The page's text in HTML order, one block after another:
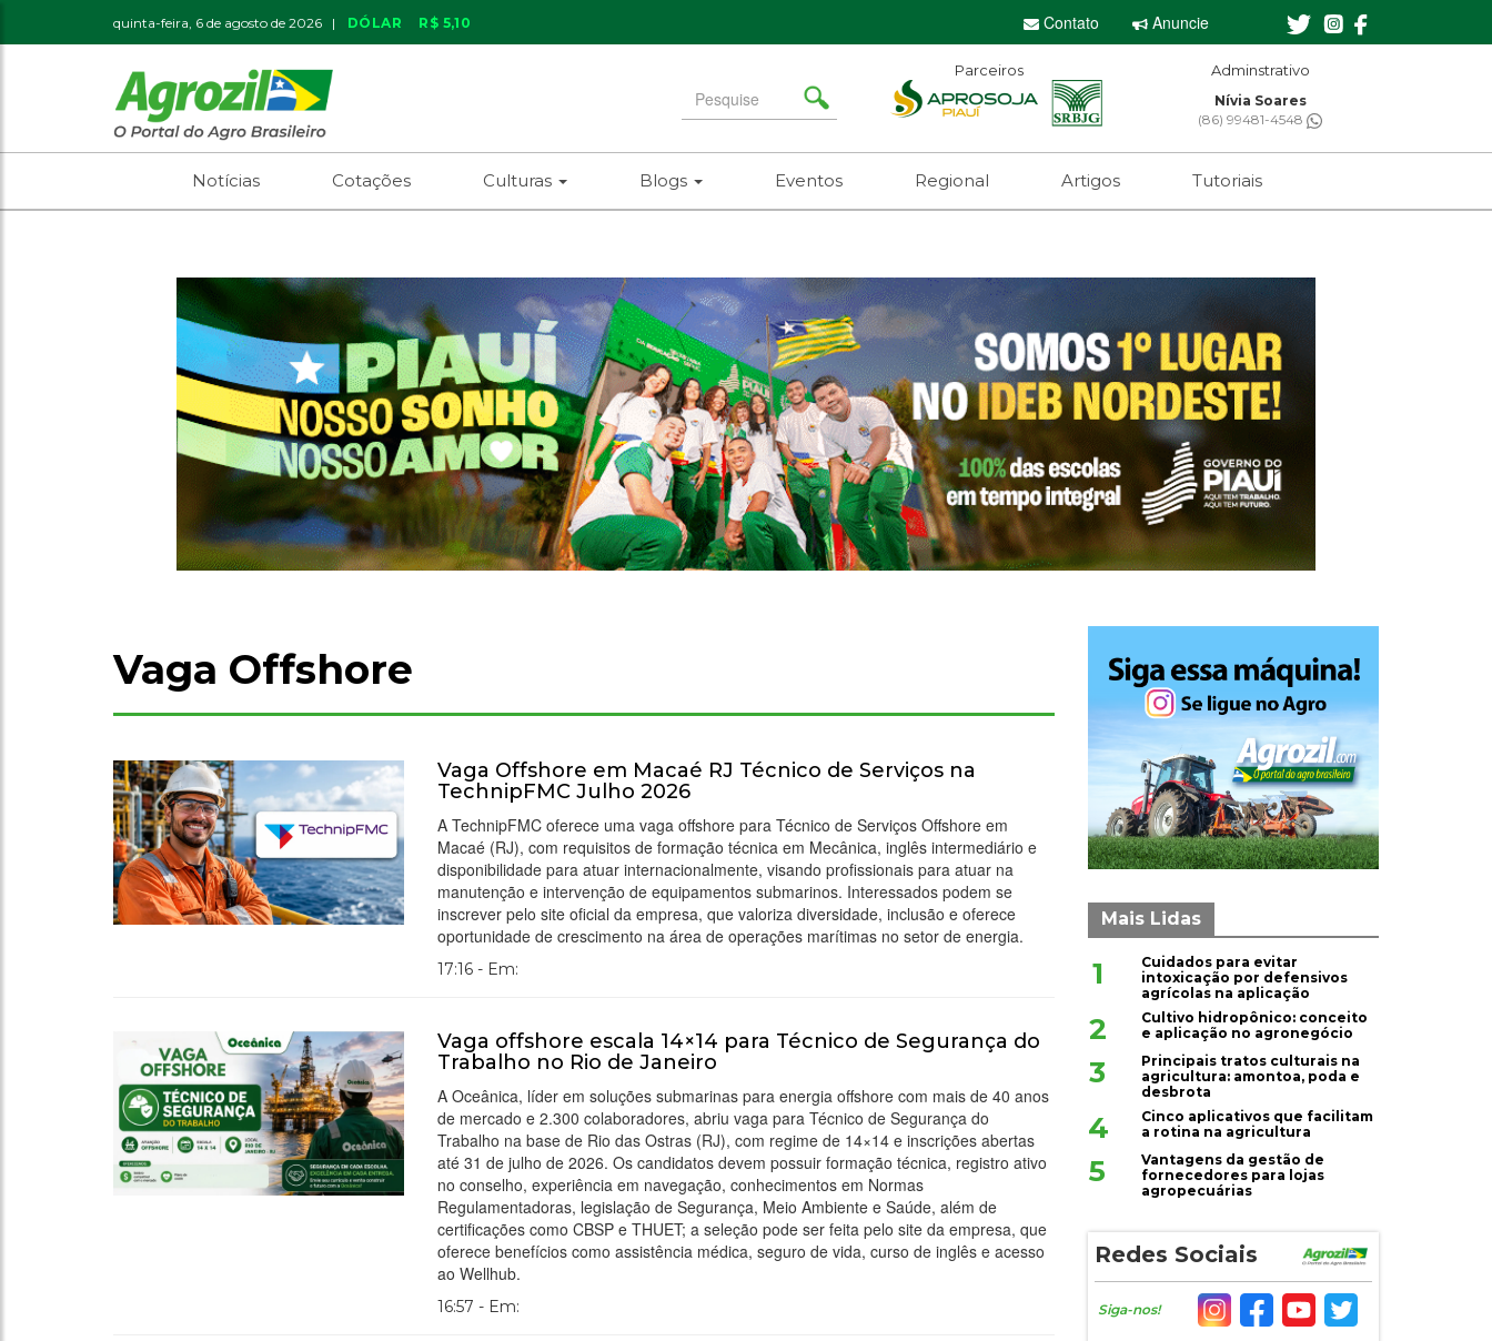
quinta-feira, 6 de agosto de 2026 | DÓLAR R$ 5,10 Contato Anuncie
Search
for
Parceiros Editor-chefe
Sebastian Eugênio
(61) 99650-2473
Adminstrativo
Nívia Soares
(86) 99481-4548
Notícias Cotações Culturas Blogs Eventos Regional Artigos Tutoriais
Vaga Offshore
Vaga Offshore em Macaé RJ Técnico de Serviços na
TechnipFMC Julho 2026
A TechnipFMC oferece uma vaga offshore para Técnico de Serviços Offshore em
Macaé (RJ), com requisitos de formação técnica em Mecânica, inglês intermediário e
disponibilidade para atuar internacionalmente, visando profissionais para atuar na
manutenção e intervenção de equipamentos submarinos. Interessados podem se
inscrever pelo site oficial da empresa, que valoriza diversidade, inclusão e oferece
oportunidade de crescimento na área de operações marítimas no setor de energia.
17:16 - Em:
Vaga offshore escala 14×14 para Técnico de Segurança do
Trabalho no Rio de Janeiro
A Oceânica, líder em soluções submarinas para energia offshore com mais de 40 anos
de mercado e 2.300 colaboradores, abriu vaga para Técnico de Segurança do
Trabalho na base de Rio das Ostras (RJ), com regime de 14×14 e inscrições abertas
até 31 de julho de 2026. Os candidatos devem possuir formação técnica, registro ativo
no conselho, experiência em navegação, conhecimentos em Normas
Regulamentadoras, legislação de Segurança, Meio Ambiente e Saúde, além de
certificações como CBSP e THUET; a seleção pode ser feita pelo site da empresa, que
oferece benefícios como assistência médica, seguro de vida, curso de inglês e acesso
ao Wellhub.
16:57 - Em:
Mais Lidas
1
Cuidados para evitar
intoxicação por defensivos
agrícolas na aplicação
2
Cultivo hidropônico: conceito
e aplicação no agronegócio
3
Principais tratos culturais na
agricultura: amontoa, poda e
desbrota
4
Cinco aplicativos que facilitam
a rotina na agricultura
5
Vantagens da gestão de
fornecedores para lojas
agropecuárias
Redes Sociais
Siga-nos!